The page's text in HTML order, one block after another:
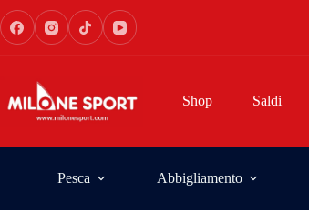
Shop Saldi
Pesca Abbigliamento